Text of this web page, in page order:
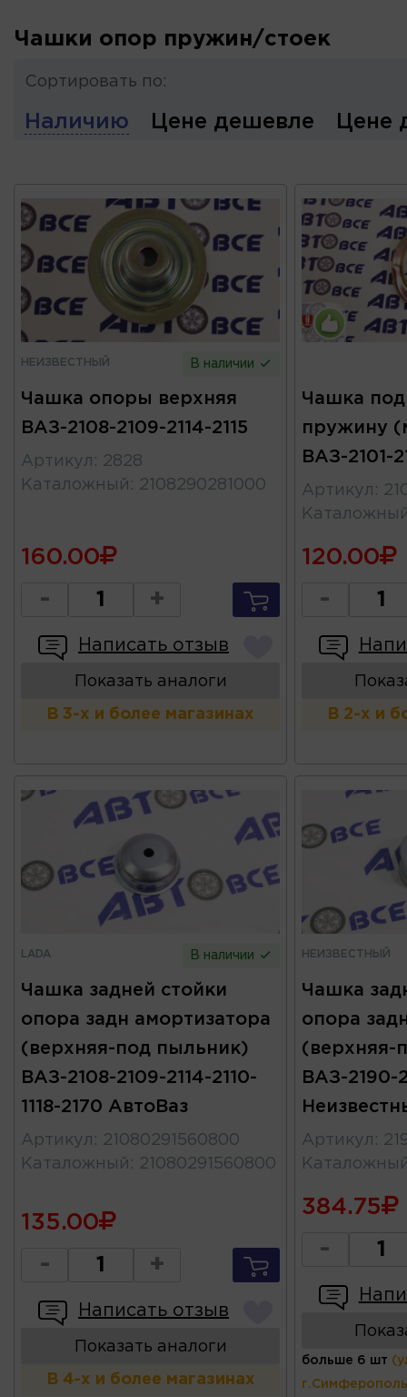
Чашки опор пружин/стоек
Сортировать по:
Наличию Цене дешевле Цене
НЕИЗВЕСТНЫЙ В наличии
Чашка опоры верхняя
ВАЗ-2108-2109-2114-2115
Артикул : 2828
Каталожный : 2108290281000
160.00
- +
Написать отзыв
Показать аналоги
В 3-х и более магазинах
Чашка
пружину
ВАЗ-2101-
Артикул :
120.00
-
В 2-х и
LADA В наличии
Чашка задней стойки
опора задн амортизатора
(верхняя-под пыльник)
ВАЗ-2108-2109-2114-2110-
1118-2170 АвтоВаз
Артикул : 21080291560800
Каталожный : 21080291560800
135.00
- +
Написать отзыв
Показать аналоги
В 4-х и более магазинах
НЕИЗВЕСТНЫЙ
Чашка
опора
(верхняя-
ВАЗ-2190-
Артикул :
384.75
-
больше 6 шт